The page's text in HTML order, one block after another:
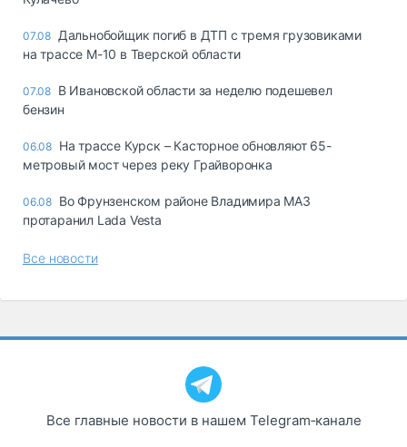
07.08 Дальнобойщик погиб в ДТП с тремя грузовиками
на трассе М-10 в Тверской области
07.08 В Ивановской области за неделю подешевел
бензин
06.08 На трассе Курск – Касторное обновляют 65-
метровый мост через реку Грайворонка
06.08 Во Фрунзенском районе Владимира МАЗ
протаранил Lada Vesta
Все новости
Все главные новости в нашем Telegram‑канале